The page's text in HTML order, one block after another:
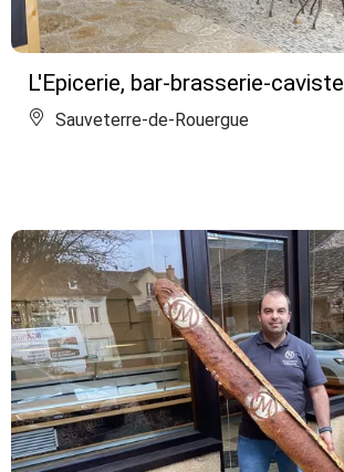
L'Epicerie, bar-brasserie-caviste
Sauveterre-de-Rouergue